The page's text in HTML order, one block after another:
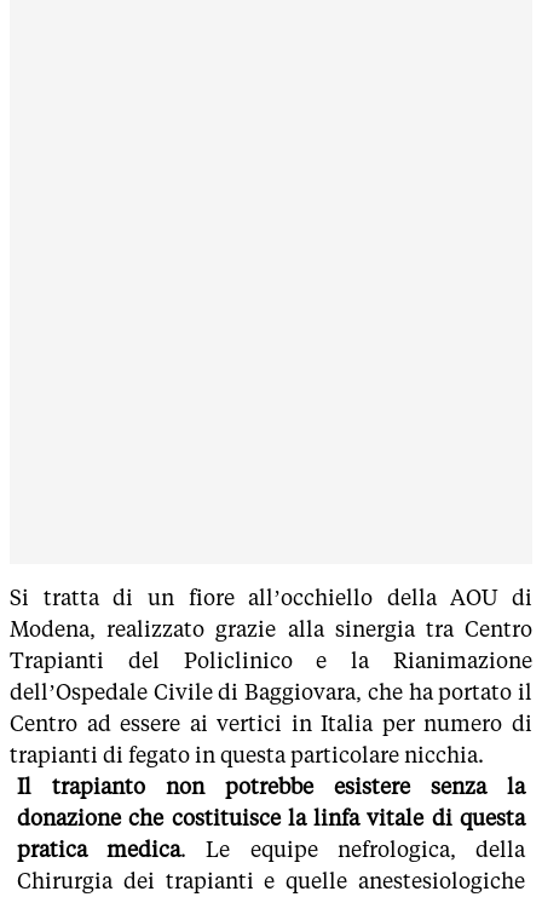
Si tratta di un fiore all’occhiello della AOU di
Modena, realizzato grazie alla sinergia tra Centro
Trapianti del Policlinico e la Rianimazione
dell’Ospedale Civile di Baggiovara, che ha portato il
Centro ad essere ai vertici in Italia per numero di
trapianti di fegato in questa particolare nicchia.
Il trapianto non potrebbe esistere senza la
donazione che costituisce la linfa vitale di questa
pratica medica. Le equipe nefrologica, della
Chirurgia dei trapianti e quelle anestesiologiche